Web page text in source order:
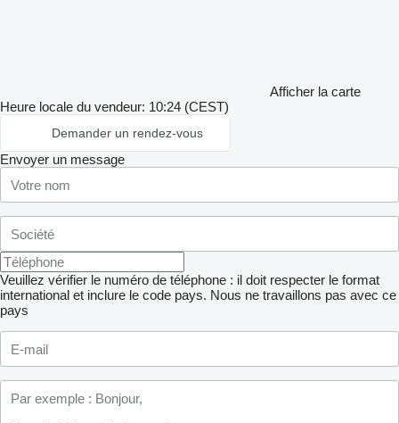
Afficher la carte
Heure locale du vendeur: 10:24 (CEST)
Demander un rendez-vous
Envoyer un message
Veuillez vérifier le numéro de téléphone : il doit respecter le format
international et inclure le code pays. Nous ne travaillons pas avec ce
pays